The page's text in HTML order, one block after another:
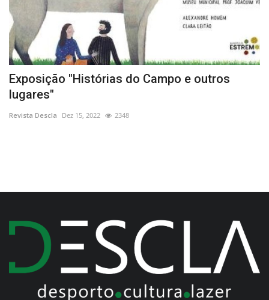
Exposição "Histórias do Campo e outros
lugares"
Revista Descla Dez 15, 2022 2348